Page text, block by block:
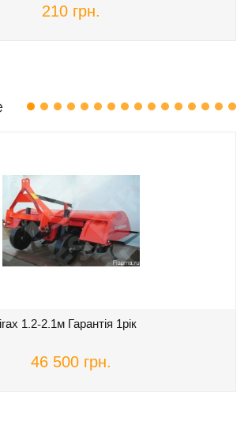
210 грн.
1.2-2.1м Гарантія 1рік
46 500 грн.
1 2 3 4 5 6 7 8 9 10 11 12 13 14 15 16